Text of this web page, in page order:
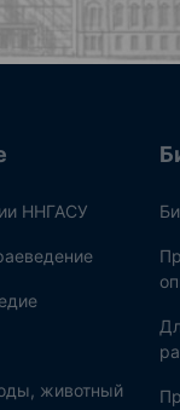
ННГАСУ
животный